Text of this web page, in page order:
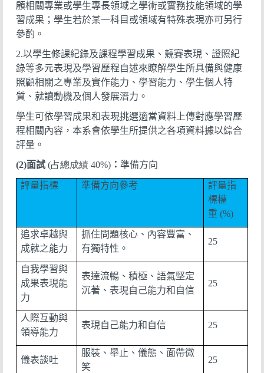
顧相關專業或學生專長領域之學術或實務技能領域的學
習成果；學生若於某一科目或領域有特殊表現亦可另行
參酌。
2.以學生修課紀錄及課程學習成果、競賽表現、證照紀
錄等多元表現及學習歷程自述來瞭解學生所具備與健康
照顧相關之專業及實作能力、學習能力、學生個人特
質、就讀動機及個人發展潛力。
學生可依學習成果和表現挑選適當資料上傳對應學習歷
程相關內容，本系會依學生所提供之各項資料據以綜合
評量。
(2)面試 (占總成績 40%) ： 準備方向
評量指標 準備方向參考
評量指
標權
重 (%)
追求卓越與
成就之能力
抓住問題核心、內容豐富、
有獨特性。
25
自我學習與
成果表現能
力
表達流暢、積極、語氣堅定
沉著、表現自己能力和自信
25
人際互動與
領導能力
表現自己能力和自信 25
儀表談吐
服裝、舉止、儀態、面帶微
笑
25